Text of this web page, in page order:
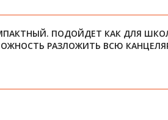
ПОДОЙДЕТ КАК ДЛЯ
РАЗЛОЖИТЬ ВСЮ